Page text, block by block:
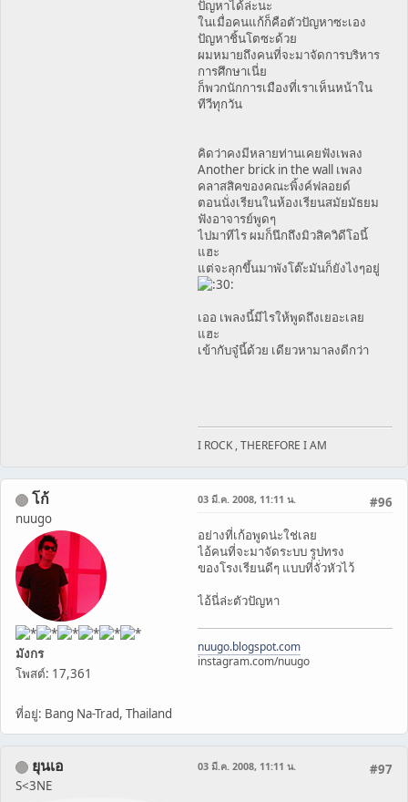
ปัญหาได้ล่ะนะ
ในเมื่อคนแก้ก็คือตัวปัญหาซะเอง
ปัญหาชิ้นโตซะด้วย
ผมหมายถึงคนที่จะมาจัดการบริหาร
การศึกษาเนี่ย
ก็พวกนักการเมืองที่เราเห็นหน้าใน
ทีวีทุกวัน
คิดว่าคงมีหลายท่านเคยฟังเพลง
Another brick in the wall เพลง
คลาสสิคของคณะพิ้งค์ฟลอยด์
ตอนนั่งเรียนในห้องเรียนสมัยมัธยม
ฟังอาจารย์พูดๆ
ไปมาทีไร ผมก็นึกถึงมิวสิควิดีโอนี้
แฮะ
แต่จะลุกขึ้นมาพังโต๊ะมันก็ยังไงๆอยู่
เออ เพลงนี้มีไรให้พูดถึงเยอะเลย
แฮะ
เข้ากับจู๋นี้ด้วย เดียวหามาลงดีกว่า
I ROCK , THEREFORE I AM
โก้
nuugo
มังกร
โพสต์: 17,361
ที่อยู่: Bang Na-Trad, Thailand
#96
03 มี.ค. 2008, 11:11 น.
อย่างที่เก้อพูดน่ะใช่เลย
ไอ้คนที่จะมาจัดระบบ รูปทรง
ของโรงเรียนดีๆ แบบที่จั่วหัวไว้
ไอ้นี่ล่ะตัวปัญหา
nuugo.blogspot.com
instagram.com/nuugo
ยุนเอ
S<3NE
#97
03 มี.ค. 2008, 11:11 น.